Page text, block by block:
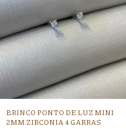
BRINCO PONTO DE LUZ MINI
2MM ZIRCONIA 4 GARRAS